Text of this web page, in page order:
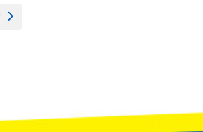
รายชื่อผู้มีสิทธิ์สอบคัดเลือกบุคคลเพื่อจ้างเป็นลูกจ้า
ถัดไป: ประกาศรายชื่อผู้ผ่านการสอบคัดเลือกบุคคล